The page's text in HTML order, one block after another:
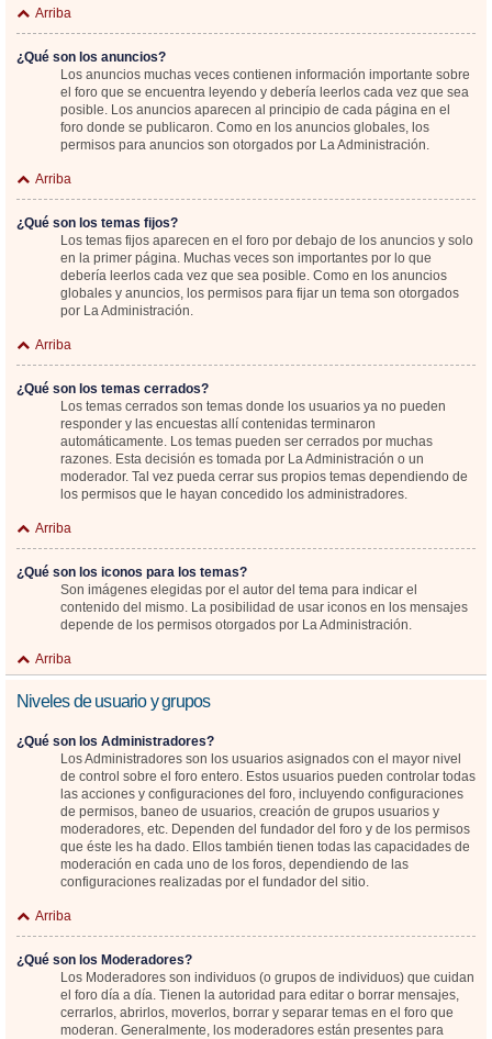
Arriba
¿Qué son los anuncios?
Los anuncios muchas veces contienen información importante sobre
el foro que se encuentra leyendo y debería leerlos cada vez que sea
posible. Los anuncios aparecen al principio de cada página en el
foro donde se publicaron. Como en los anuncios globales, los
permisos para anuncios son otorgados por La Administración.
Arriba
¿Qué son los temas fijos?
Los temas fijos aparecen en el foro por debajo de los anuncios y solo
en la primer página. Muchas veces son importantes por lo que
debería leerlos cada vez que sea posible. Como en los anuncios
globales y anuncios, los permisos para fijar un tema son otorgados
por La Administración.
Arriba
¿Qué son los temas cerrados?
Los temas cerrados son temas donde los usuarios ya no pueden
responder y las encuestas allí contenidas terminaron
automáticamente. Los temas pueden ser cerrados por muchas
razones. Esta decisión es tomada por La Administración o un
moderador. Tal vez pueda cerrar sus propios temas dependiendo de
los permisos que le hayan concedido los administradores.
Arriba
¿Qué son los iconos para los temas?
Son imágenes elegidas por el autor del tema para indicar el
contenido del mismo. La posibilidad de usar iconos en los mensajes
depende de los permisos otorgados por La Administración.
Arriba
Niveles de usuario y grupos
¿Qué son los Administradores?
Los Administradores son los usuarios asignados con el mayor nivel
de control sobre el foro entero. Estos usuarios pueden controlar todas
las acciones y configuraciones del foro, incluyendo configuraciones
de permisos, baneo de usuarios, creación de grupos usuarios y
moderadores, etc. Dependen del fundador del foro y de los permisos
que éste les ha dado. Ellos también tienen todas las capacidades de
moderación en cada uno de los foros, dependiendo de las
configuraciones realizadas por el fundador del sitio.
Arriba
¿Qué son los Moderadores?
Los Moderadores son individuos (o grupos de individuos) que cuidan
el foro día a día. Tienen la autoridad para editar o borrar mensajes,
cerrarlos, abrirlos, moverlos, borrar y separar temas en el foro que
moderan. Generalmente, los moderadores están presentes para